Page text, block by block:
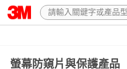
螢幕防窺片與保護產品